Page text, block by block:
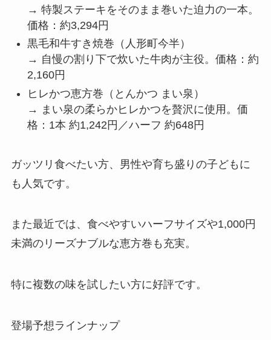
→ 特製ステーキをそのまま巻いた迫力の一本。
価格：約3,294円
黒毛和牛すき焼巻（人形町今半）
→ 自慢の割り下で炊いた牛肉が主役。価格：約
2,160円
ヒレかつ恵方巻（とんかつ まい泉）
→ まい泉の柔らかヒレかつを贅沢に使用。価
格：1本 約1,242円／ハーフ 約648円
ガッツリ食べたい方、男性や育ち盛りの子どもに
も人気です。
また最近では、食べやすいハーフサイズや1,000円
未満のリーズナブルな恵方巻も充実。
特に複数の味を試したい方に好評です。
登場予想ラインナップ